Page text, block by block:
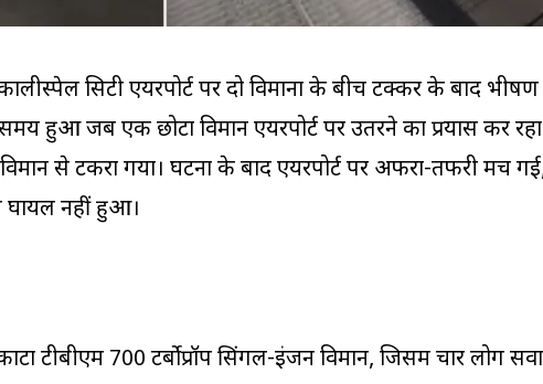
सिटी एयरपोर्ट पर दो विमानों के बीच टक्कर के बाद भीषण
हुआ जब एक छोटा विमान एयरपोर्ट पर उतरने का प्रयास कर रहा
से टकरा गया। घटना के बाद एयरपोर्ट पर अफरा-तफरी मच
घायल नहीं हुआ।
टीबीएम 700 टर्बोप्रॉप सिंगल-इंजन विमान, जिसमें चार लोग